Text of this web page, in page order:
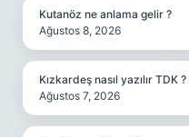
Kutanöz ne anlama gelir ?
Ağustos 8, 2026
Kızkardeş nasıl yazılır TDK ?
Ağustos 7, 2026